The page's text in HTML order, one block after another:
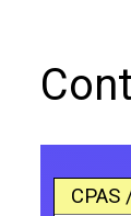
CPAS